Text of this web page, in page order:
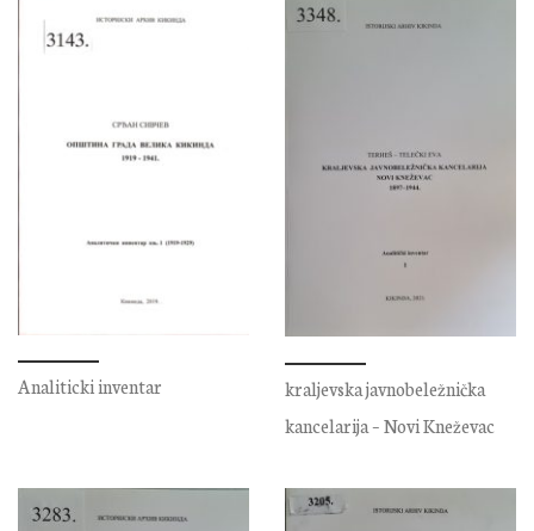
Analiticki inventar
kraljevska javnobeležnička
kancelarija – Novi Kneževac